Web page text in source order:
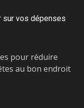
sur vos dépenses
pour réduire
au bon endroit